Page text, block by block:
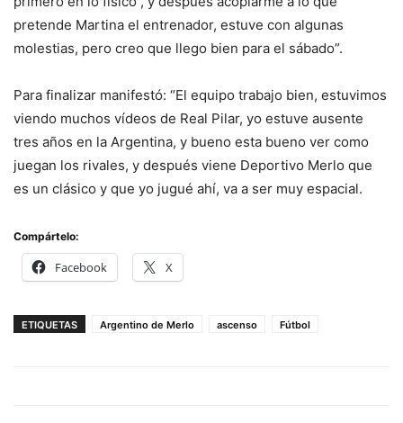
pretende Martina el entrenador, estuve con algunas
molestias, pero creo que llego bien para el sábado”.
Para finalizar manifestó: “El equipo trabajo bien, estuvimos
viendo muchos vídeos de Real Pilar, yo estuve ausente
tres años en la Argentina, y bueno esta bueno ver como
juegan los rivales, y después viene Deportivo Merlo que
es un clásico y que yo jugué ahí, va a ser muy espacial.
Compártelo:
Facebook X
ETIQUETAS Argentino de Merlo ascenso Fútbol